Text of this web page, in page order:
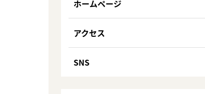
ホームページ
アクセス
SNS